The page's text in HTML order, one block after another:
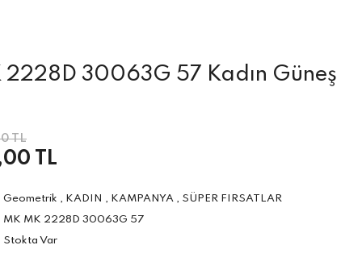
2228D 30063G 57 Kadın Güneş
TL
TL
Geometrik , KADIN , KAMPANYA , SÜPER FIRSATLAR
MK MK 2228D 30063G 57
Stokta Var